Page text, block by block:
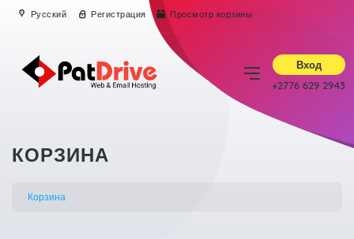
Русский Регистрация Просмотр корзины
Вход
+2776 629 2943
КОРЗИНА
Корзина